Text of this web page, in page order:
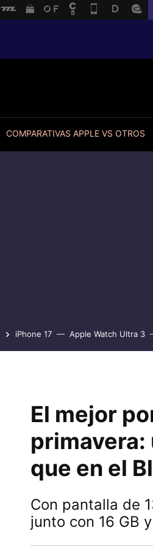
COMPARATIVAS APPLE VS OTROS
iPhone 17 Apple Watch Ultra 3
El mejor
primavera:
que en el
Con pantalla de
junto con 16 GB